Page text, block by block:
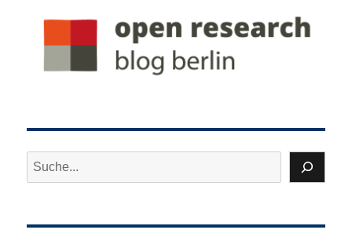
Open
Research
Office
Suchen